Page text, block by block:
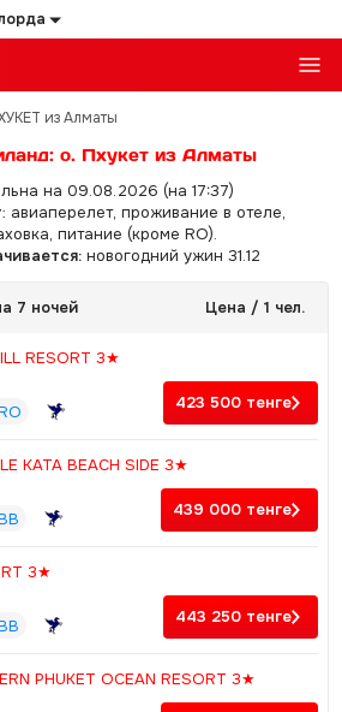
из Алматы
о. Пхукет из Алматы
на 09.08.2026 (на 17:37)
: авиаперелет, проживание в отеле,
питание (кроме RO).
новогодний ужин 31.12
7 ночей Цена / 1 чел.
RESORT 3★
423 500 тенге
KATA BEACH SIDE 3★
439 000 тенге
3★
443 250 тенге
PHUKET OCEAN RESORT 3★